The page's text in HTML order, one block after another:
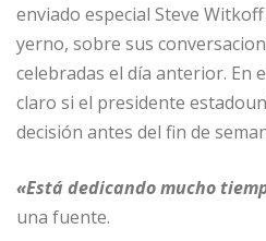
enviado especial Steve
yerno, sobre sus
celebradas el día anterior. En
claro si el presidente
decisión antes del fin de
«Está dedicando mucho
una fuente.